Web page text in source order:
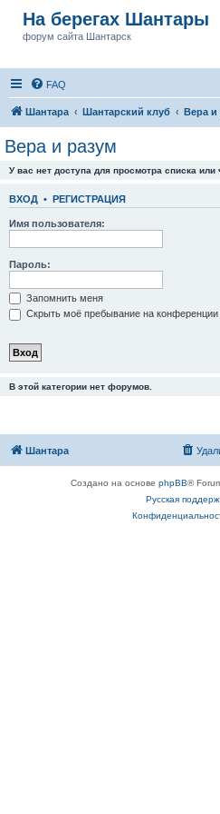
На берегах Шантары
форум сайта Шантарск
FAQ
Шантара Шантарский клуб Вера и
Вера и разум
У вас нет доступа для просмотра списка
ВХОД • РЕГИСТРАЦИЯ
Имя пользователя:
Пароль:
Запомнить меня
Скрыть моё пребывание на конференции
В этой категории нет форумов.
Шантара
Создано на основе phpBB®
Русская